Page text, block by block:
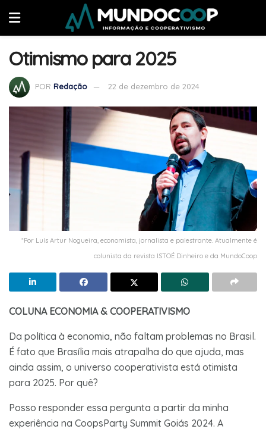
Otimismo para 2025
POR Redação 22 de dezembro de 2024
*Por Luís Artur Nogueira, economista, jornalista e palestrante. Atualmente é
colunista da revista ISTOÉ Dinheiro e da MundoCoop
COLUNA ECONOMIA & COOPERATIVISMO
Da política à economia, não faltam problemas no Brasil.
É fato que Brasília mais atrapalha do que ajuda, mas
ainda assim, o universo cooperativista está otimista
para 2025. Por quê?
Posso responder essa pergunta a partir da minha
experiência na CoopsParty Summit Goiás 2024. A